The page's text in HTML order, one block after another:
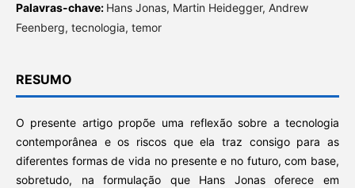
Palavras-chave: Hans Jonas, Martin Heidegger, Andrew
Feenberg, tecnologia, temor
RESUMO
O presente artigo propõe uma reflexão sobre a tecnologia
contemporânea e os riscos que ela traz consigo para as
diferentes formas de vida no presente e no futuro, com base,
sobretudo, na formulação que Hans Jonas oferece em